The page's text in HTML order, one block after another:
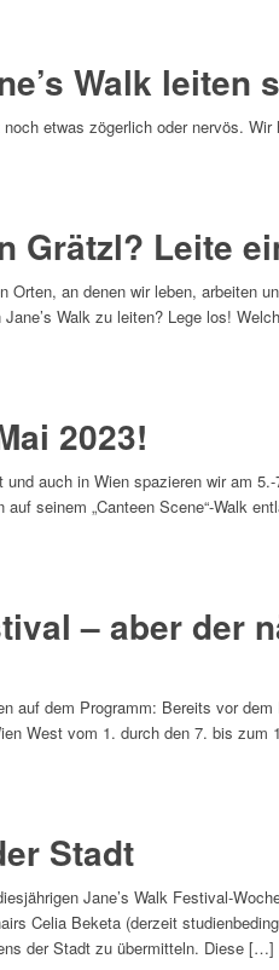
Walk leiten
etwas zögerlich oder nervös.
Leite
an denen wir leben, arbeiten
Walk zu leiten? Lege los!
2023!
auch in Wien spazieren wir am
seinem „Canteen Scene“-Walk
– aber der
auf dem Programm: Bereits vor
West vom 1. durch den 7. bis
Stadt
Jane’s Walk Festival-
Celia Beketa (derzeit
der Stadt zu übermitteln. Diese […]